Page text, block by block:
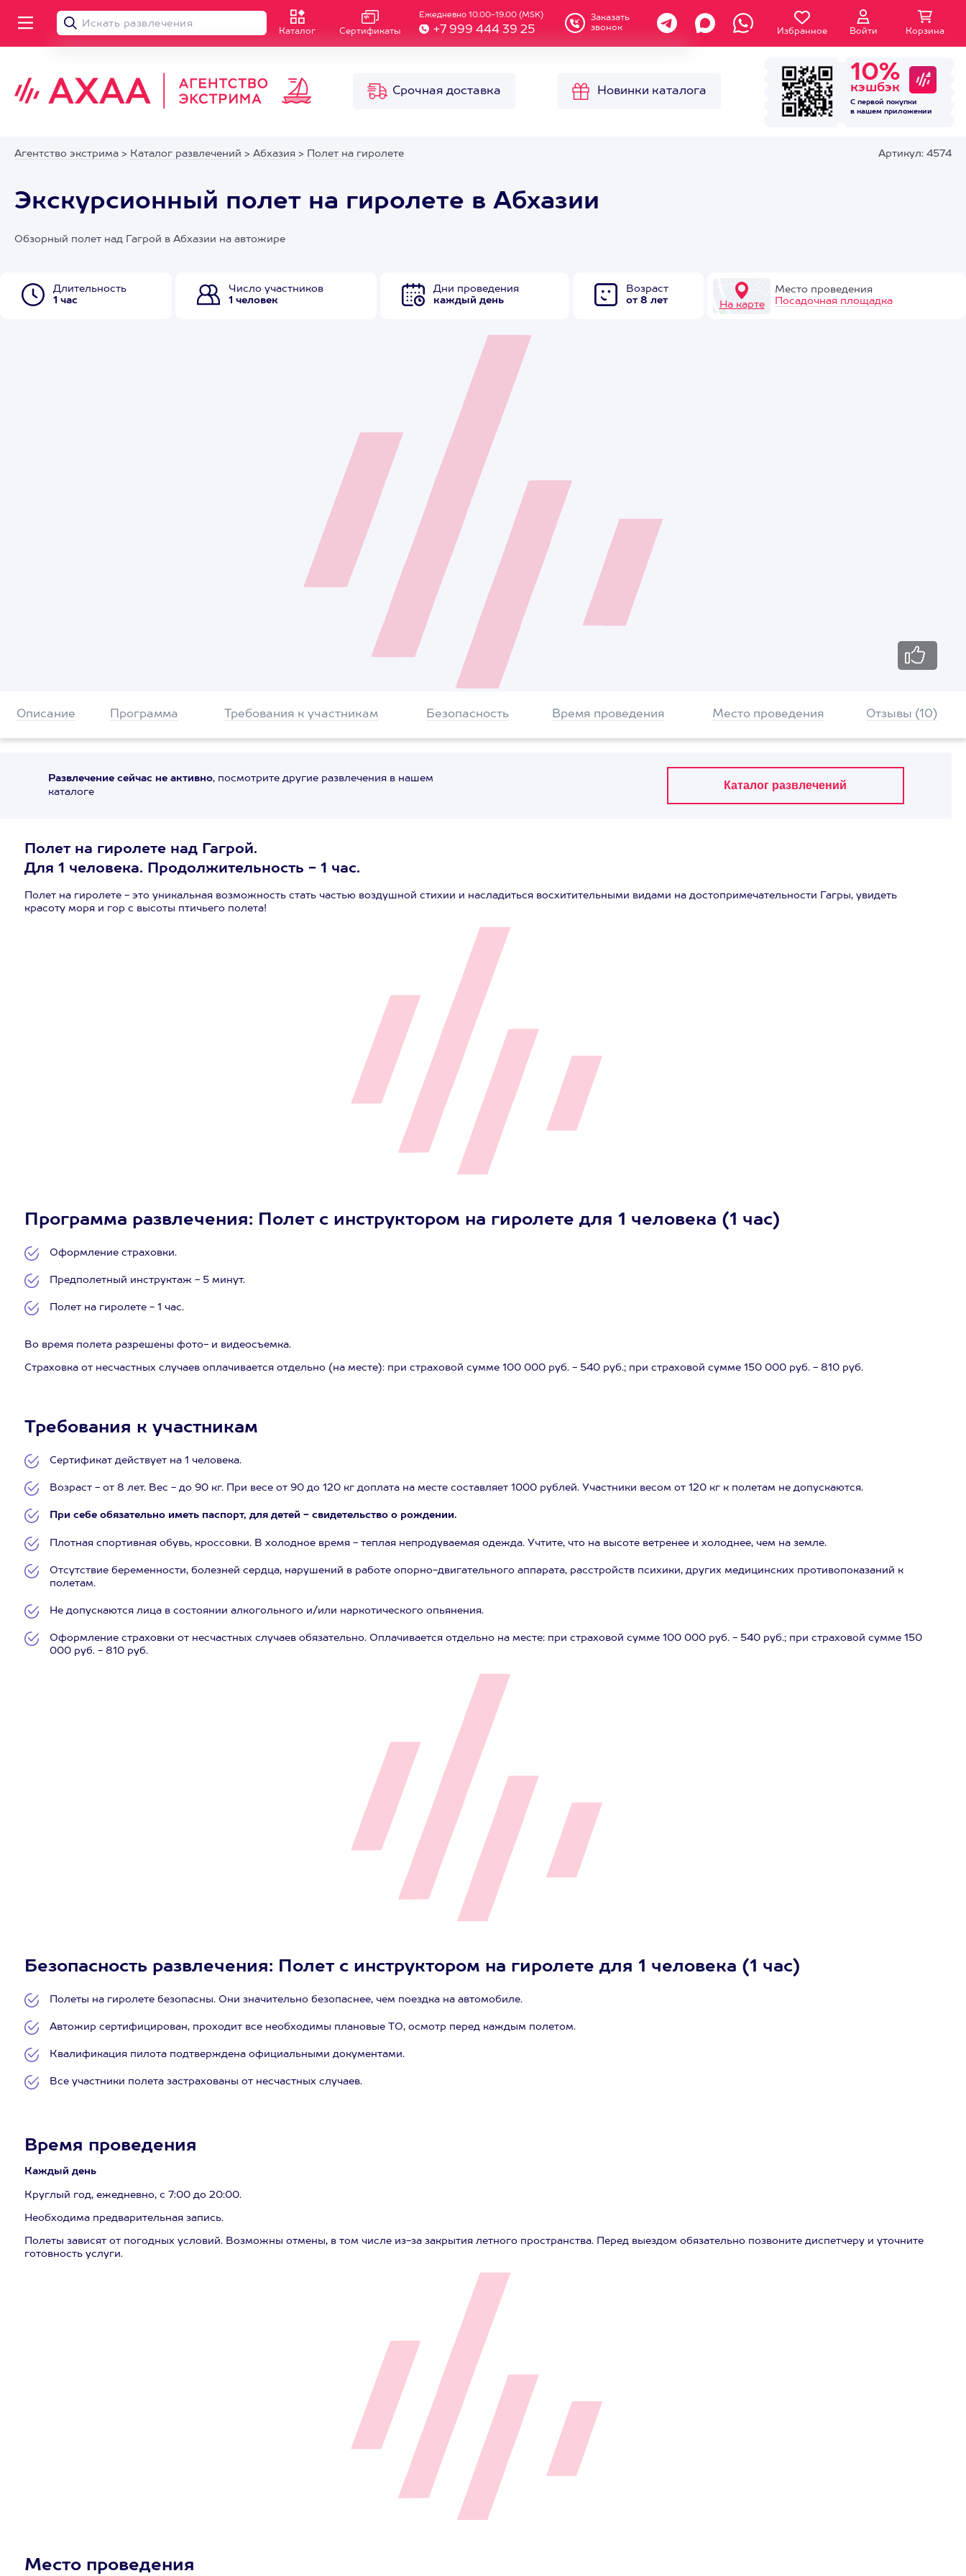
Каталог Сертификаты
Ежедневно 10.00-19.00 (MSK)
+7 999 444 39 25
Заказать
звонок
Избранное Войти Корзина
Срочная доставка Новинки каталога
10%
кэшбэк
С первой покупки
в нашем приложении
Агентство экстрима > Каталог развлечений > Абхазия > Полет на гиролете Артикул: 4574
Экскурсионный полет на гиролете в Абхазии
Обзорный полет над Гагрой в Абхазии на автожире
Длительность
1 час
Число участников
1 человек
Дни проведения
каждый день
Возраст
от 8 лет
На карте
Место проведения
Посадочная площадка
Описание Программа Требования к участникам Безопасность Время проведения Место проведения Отзывы (10)
Развлечение сейчас не активно, посмотрите другие развлечения в нашем
каталоге
Полет на гиролете над Гагрой.
Для 1 человека. Продолжительность - 1 час.
Полет на гиролете - это уникальная возможность стать частью воздушной стихии и насладиться восхитительными видами на достопримечательности Гагры, увидеть
красоту моря и гор с высоты птичьего полета!
Программа развлечения: Полет с инструктором на гиролете для 1 человека (1 час)
Оформление страховки.
Предполетный инструктаж - 5 минут.
Полет на гиролете - 1 час.
Во время полета разрешены фото- и видеосъемка.
Страховка от несчастных случаев оплачивается отдельно (на месте): при страховой сумме 100 000 руб. - 540 руб.; при страховой сумме 150 000 руб. - 810 руб.
Требования к участникам
Сертификат действует на 1 человека.
Возраст - от 8 лет. Вес - до 90 кг. При весе от 90 до 120 кг доплата на месте составляет 1000 рублей. Участники весом от 120 кг к полетам не допускаются.
При себе обязательно иметь паспорт, для детей - свидетельство о рождении.
Плотная спортивная обувь, кроссовки. В холодное время - теплая непродуваемая одежда. Учтите, что на высоте ветренее и холоднее, чем на земле.
Отсутствие беременности, болезней сердца, нарушений в работе опорно-двигательного аппарата, расстройств психики, других медицинских противопоказаний к
полетам.
Не допускаются лица в состоянии алкогольного и/или наркотического опьянения.
Оформление страховки от несчастных случаев обязательно. Оплачивается отдельно на месте: при страховой сумме 100 000 руб. - 540 руб.; при страховой сумме 150
000 руб. - 810 руб.
Безопасность развлечения: Полет с инструктором на гиролете для 1 человека (1 час)
Полеты на гиролете безопасны. Они значительно безопаснее, чем поездка на автомобиле.
Автожир сертифицирован, проходит все необходимы плановые ТО, осмотр перед каждым полетом.
Квалификация пилота подтверждена официальными документами.
Все участники полета застрахованы от несчастных случаев.
Время проведения
Каждый день
Круглый год, ежедневно, с 7:00 до 20:00.
Необходима предварительная запись.
Полеты зависят от погодных условий. Возможны отмены, в том числе из-за закрытия летного пространства. Перед выездом обязательно позвоните диспетчеру и уточните
готовность услуги.
Место проведения